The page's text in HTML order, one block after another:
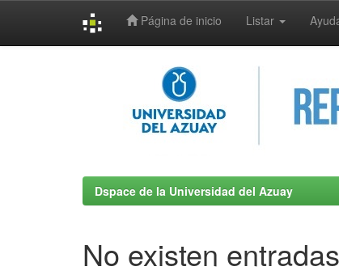
Página de inicio Listar
Dspace de la Universidad del Azuay
No existen